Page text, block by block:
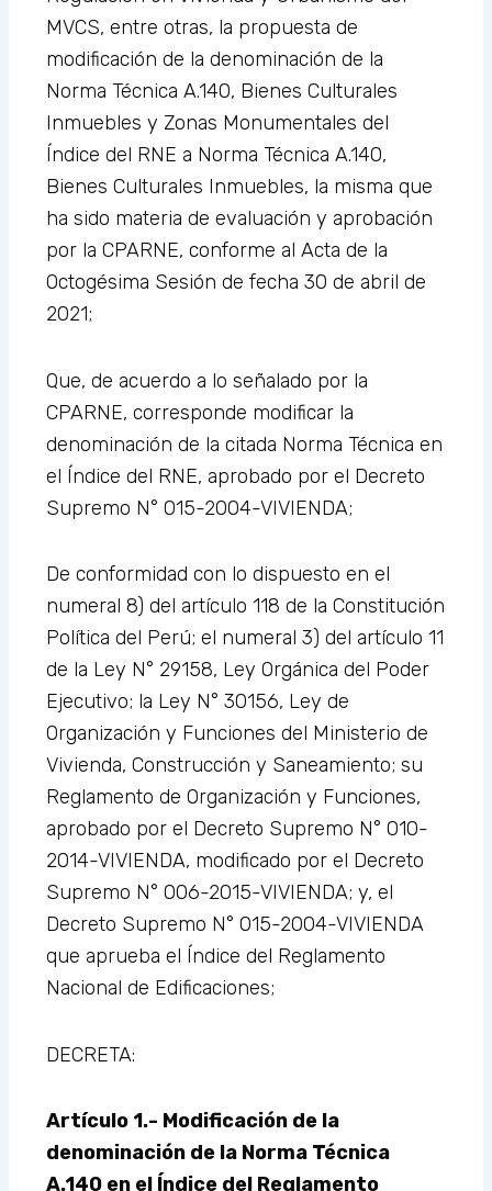
MVCS, entre otras, la propuesta de
modificación de la denominación de la
Norma Técnica A.140, Bienes Culturales
Inmuebles y Zonas Monumentales del
Índice del RNE a Norma Técnica A.140,
Bienes Culturales Inmuebles, la misma que
ha sido materia de evaluación y aprobación
por la CPARNE, conforme al Acta de la
Octogésima Sesión de fecha 30 de abril de
2021;
Que, de acuerdo a lo señalado por la
CPARNE, corresponde modificar la
denominación de la citada Norma Técnica en
el Índice del RNE, aprobado por el Decreto
Supremo N° 015-2004-VIVIENDA;
De conformidad con lo dispuesto en el
numeral 8) del artículo 118 de la Constitución
Política del Perú; el numeral 3) del artículo 11
de la Ley N° 29158, Ley Orgánica del Poder
Ejecutivo; la Ley N° 30156, Ley de
Organización y Funciones del Ministerio de
Vivienda, Construcción y Saneamiento; su
Reglamento de Organización y Funciones,
aprobado por el Decreto Supremo N° 010-
2014-VIVIENDA, modificado por el Decreto
Supremo N° 006-2015-VIVIENDA; y, el
Decreto Supremo N° 015-2004-VIVIENDA
que aprueba el Índice del Reglamento
Nacional de Edificaciones;
DECRETA:
Artículo 1.- Modificación de la
denominación de la Norma Técnica
A.140 en el Índice del Reglamento